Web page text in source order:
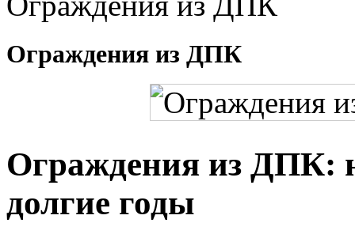
Ограждения из ДПК
Ограждения из ДПК:
долгие годы